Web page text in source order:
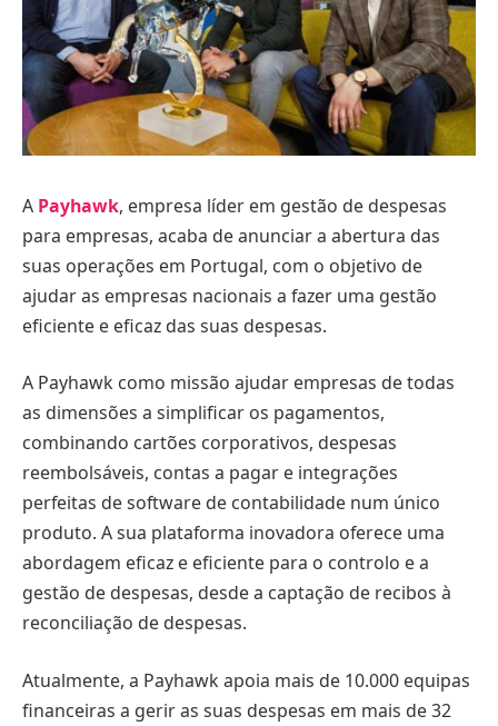
A Payhawk, empresa líder em gestão de despesas
para empresas, acaba de anunciar a abertura das
suas operações em Portugal, com o objetivo de
ajudar as empresas nacionais a fazer uma gestão
eficiente e eficaz das suas despesas.
A Payhawk como missão ajudar empresas de todas
as dimensões a simplificar os pagamentos,
combinando cartões corporativos, despesas
reembolsáveis, contas a pagar e integrações
perfeitas de software de contabilidade num único
produto. A sua plataforma inovadora oferece uma
abordagem eficaz e eficiente para o controlo e a
gestão de despesas, desde a captação de recibos à
reconciliação de despesas.
Atualmente, a Payhawk apoia mais de 10.000 equipas
financeiras a gerir as suas despesas em mais de 32